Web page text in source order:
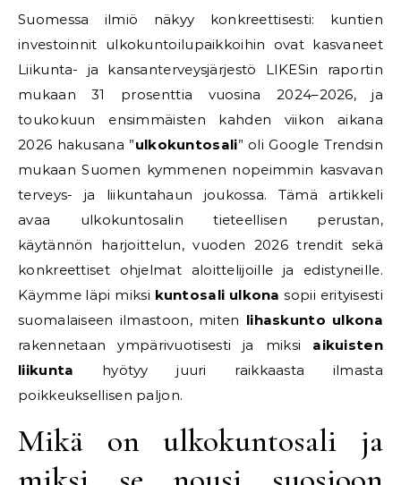
Suomessa ilmiö näkyy konkreettisesti: kuntien
investoinnit ulkokuntoilupaikkoihin ovat kasvaneet
Liikunta- ja kansanterveysjärjestö LIKESin raportin
mukaan 31 prosenttia vuosina 2024–2026, ja
toukokuun ensimmäisten kahden viikon aikana
2026 hakusana ”ulkokuntosali” oli Google Trendsin
mukaan Suomen kymmenen nopeimmin kasvavan
terveys- ja liikuntahaun joukossa. Tämä artikkeli
avaa ulkokuntosalin tieteellisen perustan,
käytännön harjoittelun, vuoden 2026 trendit sekä
konkreettiset ohjelmat aloittelijoille ja edistyneille.
Käymme läpi miksi kuntosali ulkona sopii erityisesti
suomalaiseen ilmastoon, miten lihaskunto ulkona
rakennetaan ympärivuotisesti ja miksi aikuisten
liikunta hyötyy juuri raikkaasta ilmasta
poikkeuksellisen paljon.
Mikä on ulkokuntosali ja